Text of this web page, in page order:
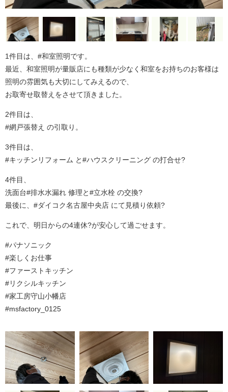
1件目は、#和室照明です。
最近、和室照明が量販店にも種類が少なく和室をお持ちのお客様は
照明の雰囲気も大切にしてみえるので、
お取寄せ取替えをさせて頂きました。
2件目は、
#網戸張替え の引取り。
3件目は、
#キッチンリフォーム と#ハウスクリーニング の打合せ?
4件目、
洗面台#排水水漏れ 修理と#立水栓 の交換?
最後に、#ダイコク名古屋中央店 にて見積り依頼?
これで、明日からの4連休?が安心して過ごせます。
#パナソニック
#楽しくお仕事
#ファーストキッチン
#リクシルキッチン
#家工房守山小幡店
#msfactory_0125